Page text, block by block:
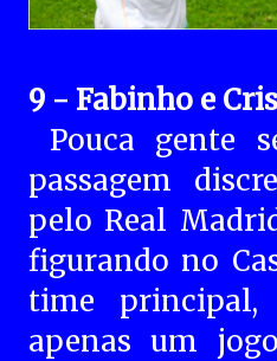
9 - Fabinho e
Pouca gente
passagem
pelo Real
figurando no
time
apenas um